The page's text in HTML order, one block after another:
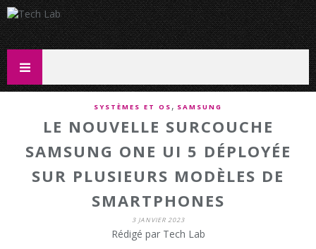
SYSTÈMES ET OS , SAMSUNG
LE NOUVELLE SURCOUCHE
SAMSUNG ONE UI 5 DÉPLOYÉE
SUR PLUSIEURS MODÈLES DE
SMARTPHONES
3 JANVIER 2023
Rédigé par Tech Lab